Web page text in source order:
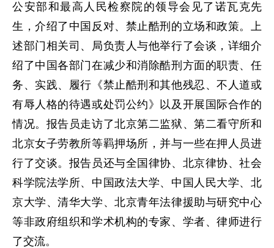
公安部和最高人民检察院的领导会见了诺瓦克先
生，介绍了中国反对、禁止酷刑的立场和政策。上
述部门相关司、局负责人与他举行了会谈，详细介
绍了中国各部门在减少和消除酷刑方面的职责、任
务、实践、履行《禁止酷刑和其他残忍、不人道或
有辱人格的待遇或处罚公约》以及开展国际合作的
情况。报告员走访了北京第二监狱、第二看守所和
北京女子劳教所等羁押场所，并与一些在押人员进
行了交谈。报告员还与全国律协、北京律协、社会
科学院法学所、中国政法大学、中国人民大学、北
京大学、清华大学、北京青年法律援助与研究中心
等非政府组织和学术机构的专家、学者、律师进行
了交流。